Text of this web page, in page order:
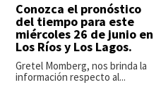
Conozca el pronóstico
del tiempo para este
miércoles 26 de junio en
Los Ríos y Los Lagos.
Gretel Momberg, nos brinda la
información respecto al...